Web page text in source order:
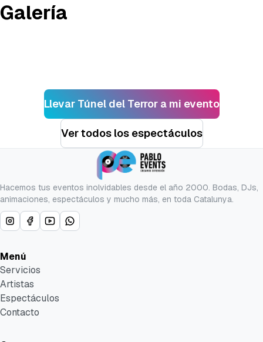
Galería
Llevar Túnel del Terrora mi evento
Ver todos los espectáculos
Hacemos tus eventos inolvidables desde el año 2000. Bodas, DJs,
animaciones, espectáculos y mucho más, en toda Catalunya.
Menú
Servicios
Artistas
Espectáculos
Contacto